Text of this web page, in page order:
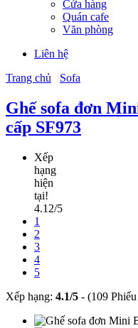
Cửa hàng
Quán cafe
Văn phòng
Liên hệ
Trang chủ
Sofa
Ghế sofa đơn
cấp SF973
Xếp
hạng
hiện
tại!
4.12/5
1
2
3
4
5
Xếp hạng: 4.1/5 - (109